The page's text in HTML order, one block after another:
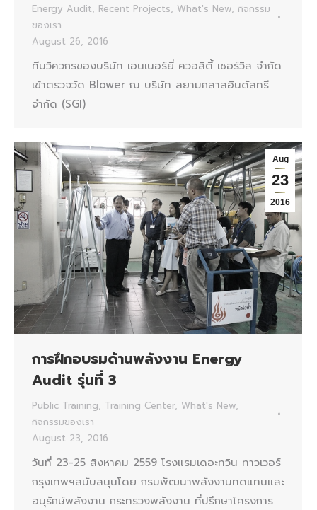
Energy Audit, Recent Projects, What's New, กิจกรรม
ของเรา
August 26, 2016
ทีมวิศวกรของบริษัท เอนเนอร์ยี่ ควอลิตี้ เซอร์วิส จำกัด
เข้าตรวจวัด Blower ณ บริษัท สยามกลาสอินดัสทรี
จำกัด (SGI)
Aug
23
2016
การฝึกอบรมด้านพลังงาน Energy
Audit รุ่นที่ 3
Public Training, Training Center, What's New,
กิจกรรมของเรา
August 23, 2016
วันที่ 23-25 สิงหาคม 2559 โรงแรมเดอะทวิน ทาวเวอร์
กรุงเทพฯสนับสนุนโดย กรมพัฒนาพลังงานทดแทนและ
อนุรักษ์พลังงาน กระทรวงพลังงาน ที่ปรึกษาโครงการ